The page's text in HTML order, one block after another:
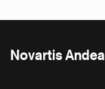
Novartis